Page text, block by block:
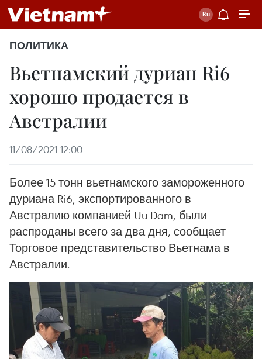
ПОЛИТИКА
Вьетнамский дуриан Ri6
хорошо продается в
Австралии
11/08/2021 12:00
Более 15 тонн вьетнамского замороженного
дуриана Ri6, экспортированного в
Австралию компанией Uu Dam, были
распроданы всего за два дня, сообщает
Торговое представительство Вьетнама в
Австралии.